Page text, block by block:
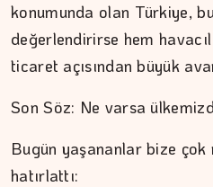
konumunda olan Türkiye,
değerlendirirse hem
ticaret açısından büyük
Son Söz: Ne varsa
Bugün yaşananlar bize
hatırlattı: